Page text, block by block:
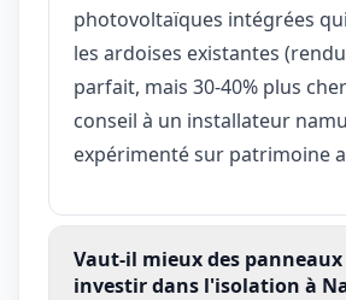
photovoltaïques intégrées
les ardoises existantes
parfait, mais 30-40% plus
conseil à un installateur
expérimenté sur patrimoine
Vaut-il mieux des
investir dans l'isolation à